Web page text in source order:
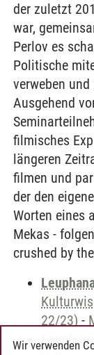
der zuletzt
war,
Perlov es
Politische
verweben
Ausgehend
filmisches
längeren
filmen und
der den
Worten eines
Mekas -
crushed by
22/23) -
Wir verwenden